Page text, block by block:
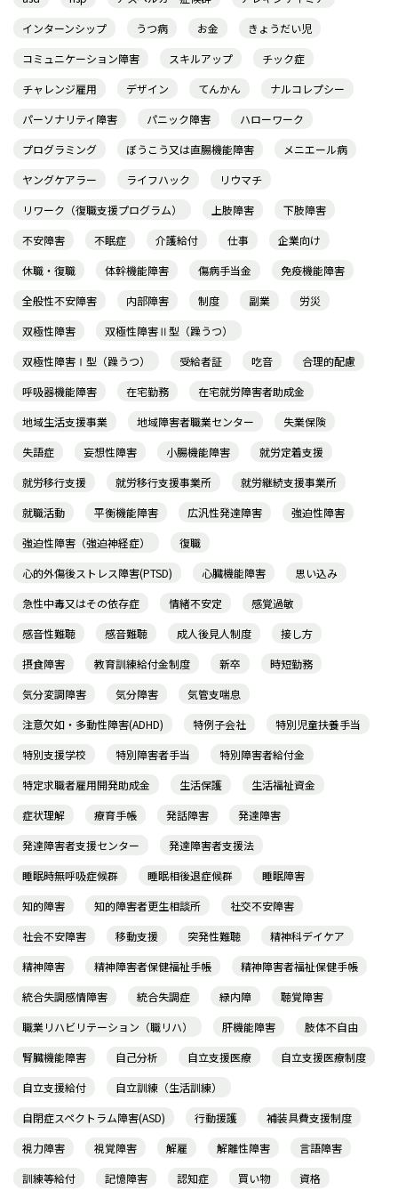
インターンシップ
うつ病 お金
きょうだい児
コミュニケーション障害
スキルアップ
チック症
チャレンジ雇用
デザイン てんかん
ナルコレプシー
パーソナリティ障害
パニック障害
ハローワーク
プログラミング
ぼうこう又は直腸機能障害
メニエール病
ヤングケアラー
ライフハック
リウマチ
リワーク（復職支援プログラム）
上肢障害
下肢障害
不安障害
不眠症 介護給付 仕事
企業向け
休職・復職
体幹機能障害 傷病手当金
免疫機能障害
全般性不安障害
内部障害 制度 副業
労災
双極性障害
双極性障害Ⅱ型（躁うつ）
双極性障害Ⅰ型（躁うつ）
受給者証 吃音
合理的配慮
呼吸器機能障害
在宅勤務
在宅就労障害者助成金
地域生活支援事業
地域障害者職業センター
失業保険
失語症
妄想性障害 小腸機能障害
就労定着支援
就労移行支援
就労移行支援事業所
就労継続支援事業所
就職活動
平衡機能障害 広汎性発達障害
強迫性障害
強迫性障害（強迫神経症）
復職
心的外傷後ストレス障害(PTSD)
心臓機能障害
思い込み
急性中毒又はその依存症
情緒不安定
感覚過敏
感音性難聴
感音難聴 成人後見人制度
接し方
摂食障害
教育訓練給付金制度 新卒
時短勤務
気分変調障害
気分障害
気管支喘息
注意欠如・多動性障害(ADHD)
特例子会社
特別児童扶養手当
特別支援学校
特別障害者手当
特別障害者給付金
特定求職者雇用開発助成金
生活保護
生活福祉資金
症状理解
療育手帳 発話障害
発達障害
発達障害者支援センター
発達障害者支援法
睡眠時無呼吸症候群
睡眠相後退症候群
睡眠障害
知的障害
知的障害者更生相談所
社交不安障害
社会不安障害
移動支援 突発性難聴
精神科デイケア
精神障害
精神障害者保健福祉手帳
精神障害者福祉保健手帳
統合失調感情障害
統合失調症 緑内障
聴覚障害
職業リハビリテーション（職リハ）
肝機能障害
肢体不自由
腎臓機能障害
自己分析 自立支援医療
自立支援医療制度
自立支援給付
自立訓練（生活訓練）
自閉症スペクトラム障害(ASD)
行動援護
補装具費支援制度
視力障害
視覚障害 解雇 解離性障害
言語障害
訓練等給付
記憶障害 認知症 買い物
資格